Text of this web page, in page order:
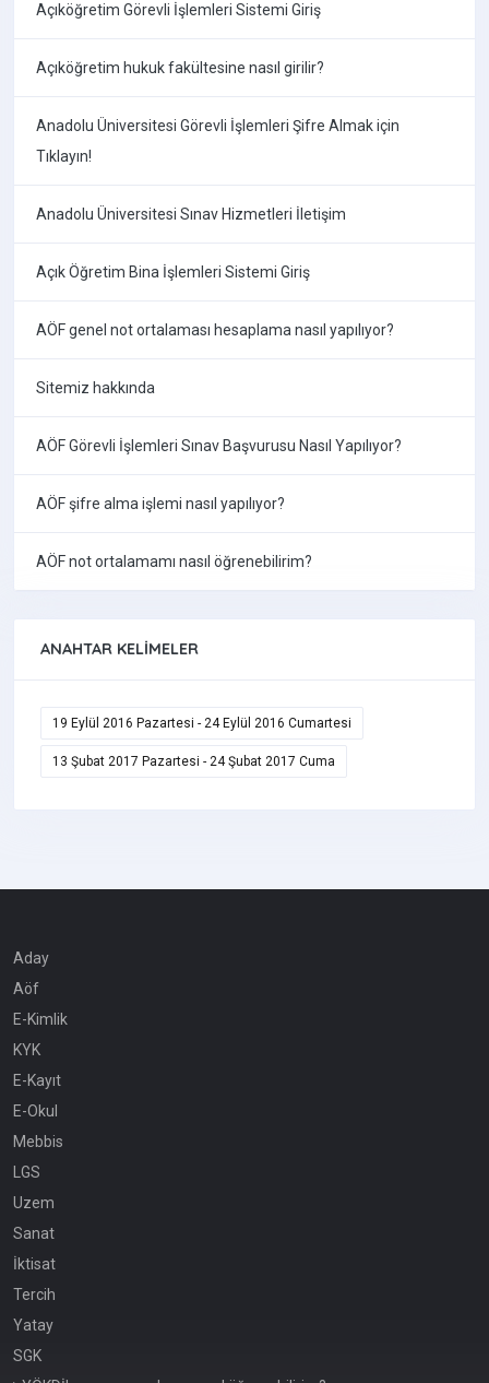
Açıköğretim Görevli İşlemleri Sistemi Giriş
Açıköğretim hukuk fakültesine nasıl girilir?
Anadolu Üniversitesi Görevli İşlemleri Şifre Almak için
Tıklayın!
Anadolu Üniversitesi Sınav Hizmetleri İletişim
Açık Öğretim Bina İşlemleri Sistemi Giriş
AÖF genel not ortalaması hesaplama nasıl yapılıyor?
Sitemiz hakkında
AÖF Görevli İşlemleri Sınav Başvurusu Nasıl Yapılıyor?
AÖF şifre alma işlemi nasıl yapılıyor?
AÖF not ortalamamı nasıl öğrenebilirim?
ANAHTAR KELIMELER
19 Eylül 2016 Pazartesi - 24 Eylül 2016 Cumartesi
13 Şubat 2017 Pazartesi - 24 Şubat 2017 Cuma
Aday
Aöf
E-Kimlik
KYK
E-Kayıt
E-Okul
Mebbis
LGS
Uzem
Sanat
İktisat
Tercih
Yatay
SGK